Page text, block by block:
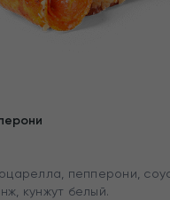
пепперони,
кунжут белый.